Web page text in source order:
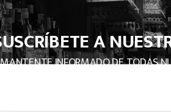
A
INFORMADO DE TODAS